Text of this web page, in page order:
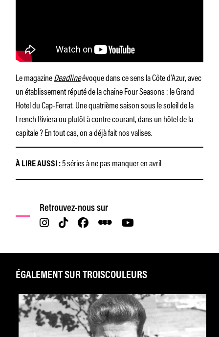
Le magazineDeadlineévoque dans ce sens la Côte d’Azur, avec
un établissement réputé de la chaîne Four Seasons : le Grand
Hotel du Cap-Ferrat. Une quatrième saison sous le soleil de la
French Riviera ou plutôt à contre courant, dans un hôtel de la
capitale ? En tout cas, on a déjà fait nos valises.
À LIRE AUSSI :5 séries à ne pas manquer en avril
Retrouvez-nous sur
ÉGALEMENT SUR TROISCOULEURS